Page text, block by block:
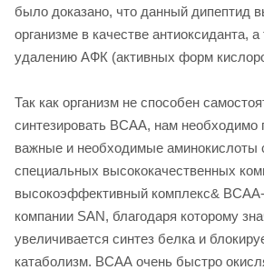
было доказано, что данный дипептид
организме в качестве антиоксиданта,
удалению АФК (активных форм
Так как организм не способен
синтезировать BCAA, нам необходимо
важные и необходимые
специальных высококачественных
высокоэффективный комплекс&
компании SAN, благодаря которому
увеличивается синтез белка и
катаболизм. ВСАА очень быстро